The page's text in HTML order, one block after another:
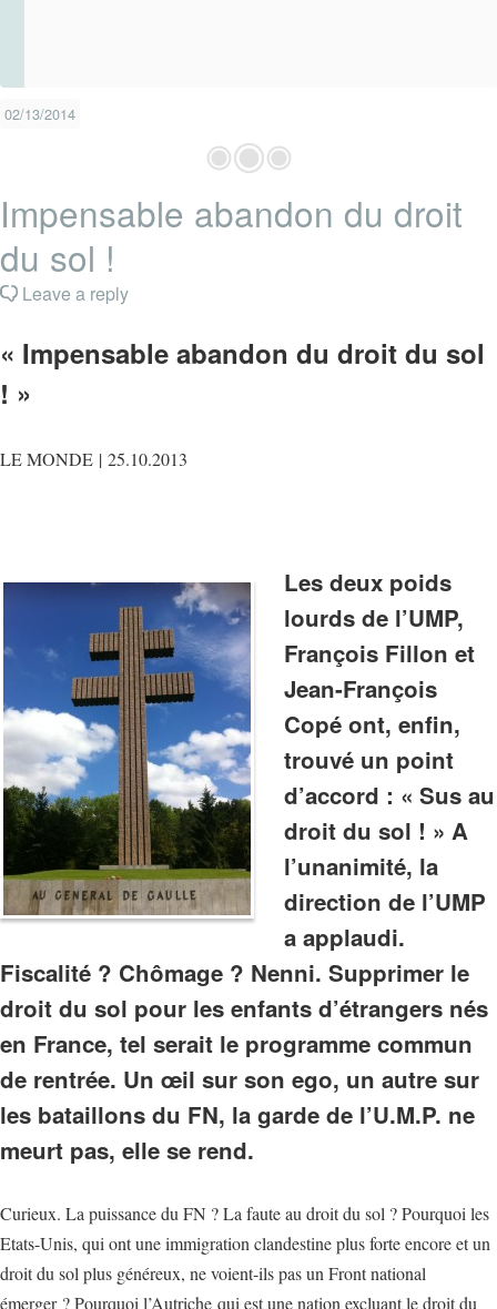
02/13/2014
Impensable abandon du droit
du sol !
Leave a reply
« Impensable abandon du droit du sol
! »
LE MONDE | 25.10.2013
Les deux poids
lourds de l’UMP,
François Fillon et
Jean-François
Copé ont, enfin,
trouvé un point
d’accord : « Sus au
droit du sol ! » A
l’unanimité, la
direction de l’UMP
a applaudi.
Fiscalité ? Chômage ? Nenni. Supprimer le
droit du sol pour les enfants d’étrangers nés
en France, tel serait le programme commun
de rentrée. Un œil sur son ego, un autre sur
les bataillons du FN, la garde de l’U.M.P. ne
meurt pas, elle se rend.
Curieux. La puissance du FN ? La faute au droit du sol ? Pourquoi les
Etats-Unis, qui ont une immigration clandestine plus forte encore et un
droit du sol plus généreux, ne voient-ils pas un Front national
émerger ? Pourquoi l’Autriche qui est une nation excluant le droit du